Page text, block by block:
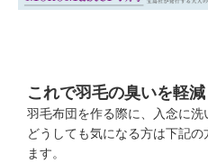
これで羽毛の臭いを軽減
羽毛布団を作る際に、入念に洗
どうしても気になる方は下記
ます。